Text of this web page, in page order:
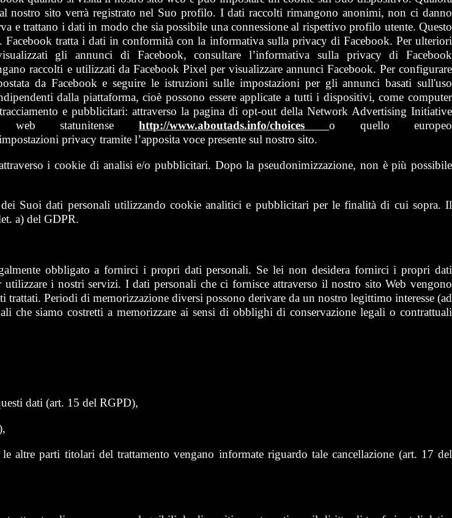
nostro sito verrà registrato nel Suo profilo. I dati raccolti rimangono anonimi, non ci danno
e trattano i dati in modo che sia possibile una connessione al rispettivo profilo utente. Questo
tratta i dati in conformità con la informativa sulla privacy di Facebook. Per ulteriori
gli annunci di Facebook, consultare l’informativa sulla privacy di Facebook
raccolti e utilizzati da Facebook Pixel per visualizzare annunci Facebook. Per configurare
da Facebook e seguire le istruzioni sulle impostazioni per gli annunci basati sull'uso
dalla piattaforma, cioè possono essere applicate a tutti i dispositivi, come computer
e pubblicitari: attraverso la pagina di opt-out della Network Advertising Initiative
statunitense http://www.aboutads.info/choiceso quello europeo
privacy tramite l’apposita voce presente sul nostro sito.
i cookie di analisi e/o pubblicitari. Dopo la pseudonimizzazione, non è più possibile
dei Suoi dati personali utilizzando cookie analitici e pubblicitari per le finalità di cui sopra. Il
a) del GDPR.
obbligato a fornirci i propri dati personali. Se lei non desidera fornirci i propri dati
i nostri servizi. I dati personali che ci fornisce attraverso il nostro sito Web vengono
Periodi di memorizzazione diversi possono derivare da un nostro legittimo interesse (ad
che siamo costretti a memorizzare ai sensi di obblighi di conservazione legali o contrattuali
dati (art. 15 del RGPD),
altre parti titolari del trattamento vengano informate riguardo tale cancellazione (art. 17 del